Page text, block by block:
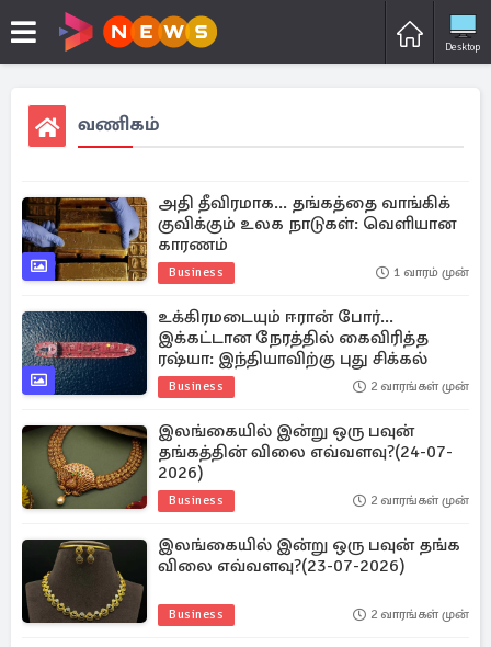
Desktop
வணிகம்
அதி தீவிரமாக... தங்கத்தை வாங்கிக்
குவிக்கும் உலக நாடுகள்: வெளியான
காரணம்
Business 1 வாரம் முன்
உக்கிரமடையும் ஈரான் போர்...
இக்கட்டான நேரத்தில் கைவிரித்த
ரஷ்யா: இந்தியாவிற்கு புது சிக்கல்
Business 2 வாரங்கள் முன்
இலங்கையில் இன்று ஒரு பவுன்
தங்கத்தின் விலை எவ்வளவு?(24-07-
2026)
Business 2 வாரங்கள் முன்
இலங்கையில் இன்று ஒரு பவுன் தங்க
விலை எவ்வளவு?(23-07-2026)
Business 2 வாரங்கள் முன்